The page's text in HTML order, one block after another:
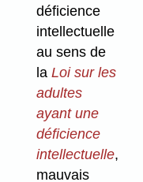
déficience
intellectuelle
au sens de
la Loi sur les
adultes
ayant une
déficience
intellectuelle,
mauvais